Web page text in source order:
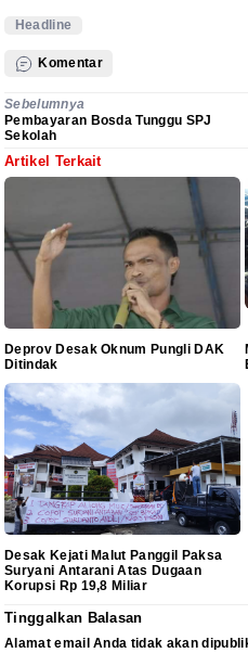
Headline
Komentar
Sebelumnya
Pembayaran Bosda Tunggu SPJ
Sekolah
Artikel Terkait
Deprov Desak Oknum Pungli DAK
Ditindak
Desak Kejati Malut Panggil Paksa
Suryani Antarani Atas Dugaan
Korupsi Rp 19,8 Miliar
Tinggalkan Balasan
Alamat email Anda tidak akan